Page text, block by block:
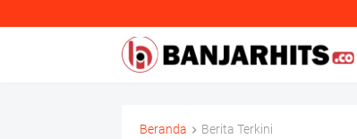
Beranda Berita Terkini